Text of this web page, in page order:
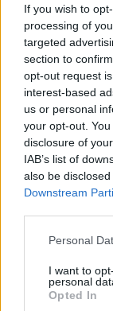
If you wish to
processing of
targeted
section to
opt-out request
interest-based
us or personal
your opt-out.
disclosure of
IAB’s list of
also be
Downstream
Please note that
not limited to
grant or deny
use your data
Personal
I want to
personal
Opted In
Kár lenne
elképesztő
mozgósítani.
figyelme
mobilra, a
potenciált.
azonban
megéri a kis
különösképp
most kezdik